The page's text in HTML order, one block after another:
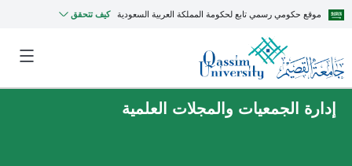
موقع حكومي رسمي تابع لحكومة المملكة العربية السعودية كيف تتحقق
إدارة الجمعيات والمجلات العلمية